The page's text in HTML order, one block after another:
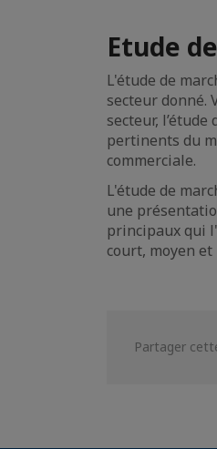
Etude
L'étude de
secteur donné.
secteur,
pertinents du
commerciale.
L'étude de
une
principaux qui
court, moyen
Partager